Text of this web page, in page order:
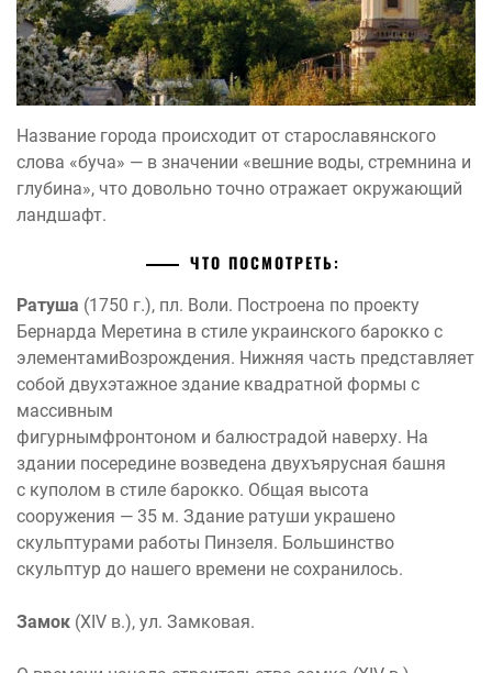
Название города происходит от старославянского
слова «буча» — в значении «вешние воды, стремнина и
глубина», что довольно точно отражает окружающий
ландшафт.
ЧТО ПОСМОТРЕТЬ:
Ратуша (1750 г.), пл. Воли. Построена по проекту
Бернарда Меретина в стиле украинского барокко с
элементамиВозрождения. Нижняя часть представляет
собой двухэтажное здание квадратной формы с
массивным
фигурнымфронтоном и балюстрадой наверху. На
здании посередине возведена двухъярусная башня
с куполом в стиле барокко. Общая высота
сооружения — 35 м. Здание ратуши украшено
скульптурами работы Пинзеля. Большинство
скульптур до нашего времени не сохранилось.
Замок (XIV в.), ул. Замковая.